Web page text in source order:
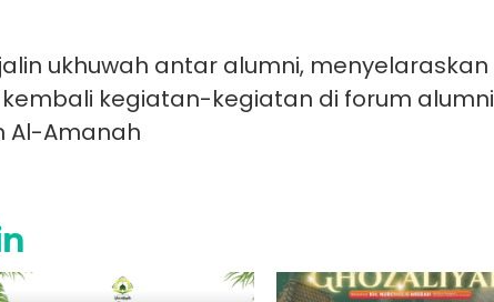
ukhuwah antar alumni, menyelaraskan
kegiatan-kegiatan di forum alumni
Al-Amanah